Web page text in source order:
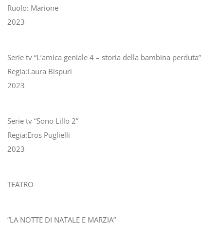
Ruolo: Marione
2023
Serie tv “L’amica geniale 4 – storia della bambina perduta”
Regia:Laura Bispuri
2023
Serie tv “Sono Lillo 2”
Regia:Eros Puglielli
2023
TEATRO
“LA NOTTE DI NATALE E MARZIA”